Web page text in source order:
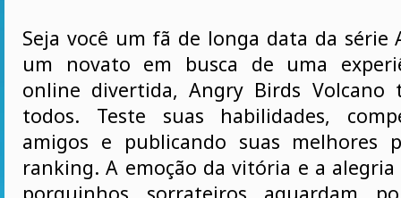
Seja você um fã de longa data da série
um novato em busca de uma
online divertida, Angry Birds Volcano
todos. Teste suas habilidades,
amigos e publicando suas melhores
ranking. A emoção da vitória e a